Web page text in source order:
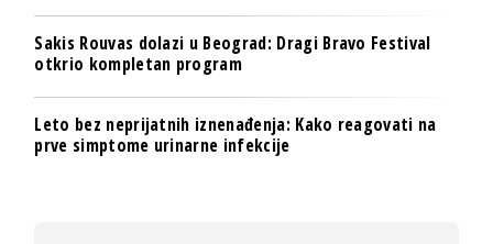
Sakis Rouvas dolazi u Beograd: Dragi Bravo Festival
otkrio kompletan program
Leto bez neprijatnih iznenađenja: Kako reagovati na
prve simptome urinarne infekcije